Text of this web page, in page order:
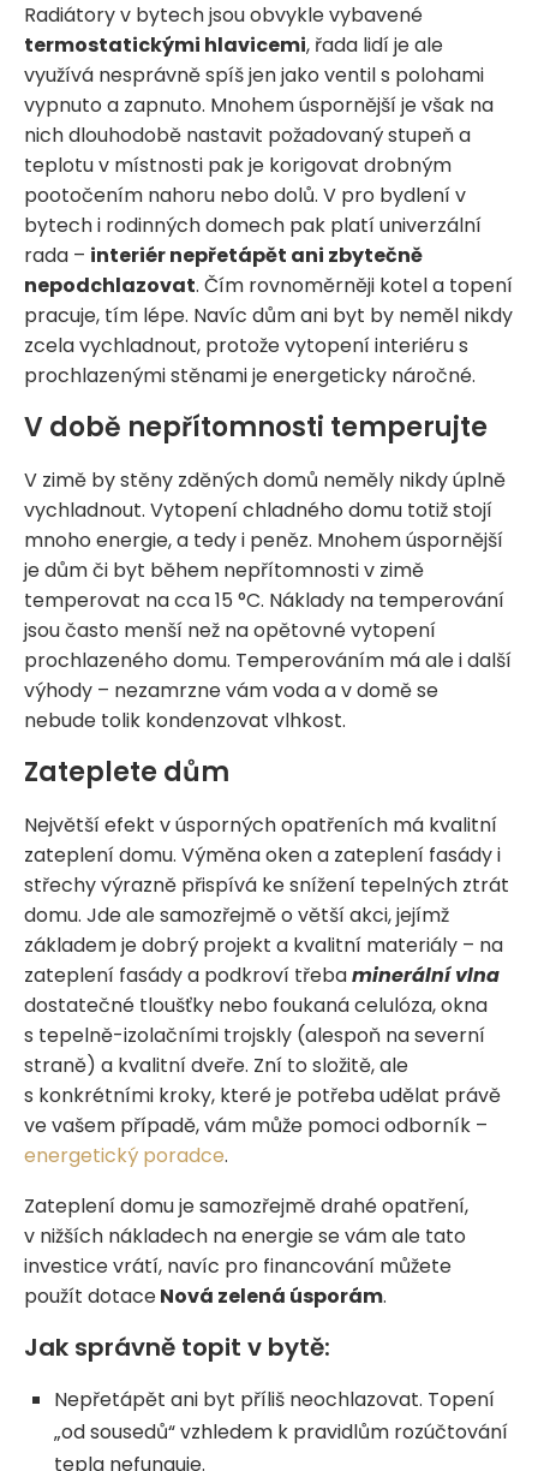
Radiátory v bytech jsou obvykle vybavené
termostatickými hlavicemi, řada lidí je ale
využívá nesprávně spíš jen jako ventil s polohami
vypnuto a zapnuto. Mnohem úspornější je však na
nich dlouhodobě nastavit požadovaný stupeň a
teplotu v místnosti pak je korigovat drobným
pootočením nahoru nebo dolů. V pro bydlení v
bytech i rodinných domech pak platí univerzální
rada – interiér nepřetápět ani zbytečně
nepodchlazovat. Čím rovnoměrněji kotel a topení
pracuje, tím lépe. Navíc dům ani byt by neměl nikdy
zcela vychladnout, protože vytopení interiéru s
prochlazenými stěnami je energeticky náročné.
V době nepřítomnosti temperujte
V zimě by stěny zděných domů neměly nikdy úplně
vychladnout. Vytopení chladného domu totiž stojí
mnoho energie, a tedy i peněz. Mnohem úspornější
je dům či byt během nepřítomnosti v zimě
temperovat na cca 15 °C. Náklady na temperování
jsou často menší než na opětovné vytopení
prochlazeného domu. Temperováním má ale i další
výhody – nezamrzne vám voda a v domě se
nebude tolik kondenzovat vlhkost.
Zateplete dům
Největší efekt v úsporných opatřeních má kvalitní
zateplení domu. Výměna oken a zateplení fasády i
střechy výrazně přispívá ke snížení tepelných ztrát
domu. Jde ale samozřejmě o větší akci, jejímž
základem je dobrý projekt a kvalitní materiály – na
zateplení fasády a podkroví třebaminerální vlna
dostatečné tloušťky nebo foukaná celulóza, okna
s tepelně-izolačními trojskly (alespoň na severní
straně) a kvalitní dveře. Zní to složitě, ale
s konkrétními kroky, které je potřeba udělat právě
ve vašem případě, vám může pomoci odborník –
energetický poradce.
Zateplení domu je samozřejmě drahé opatření,
v nižších nákladech na energie se vám ale tato
investice vrátí, navíc pro financování můžete
použít dotaceNová zelená úsporám.
Jak správně topit v bytě:
Nepřetápět ani byt příliš neochlazovat. Topení
„od sousedů“ vzhledem k pravidlům rozúčtování
tepla nefunguje.